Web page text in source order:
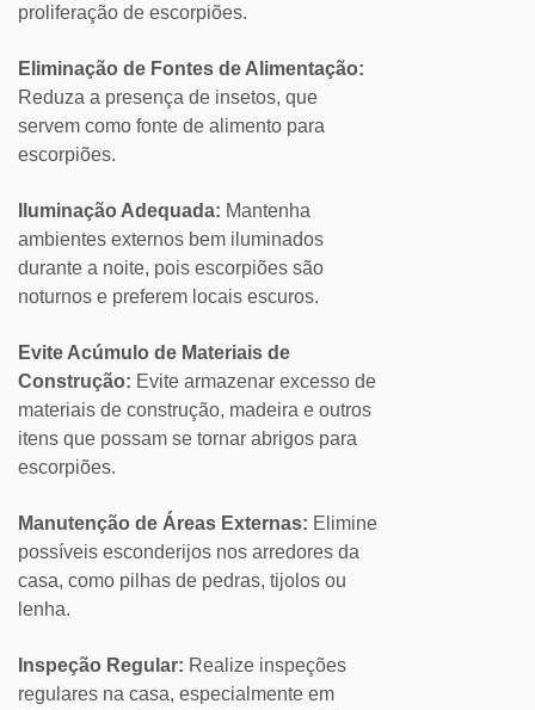
proliferação de escorpiões.
Eliminação de Fontes de Alimentação:
Reduza a presença de insetos, que
servem como fonte de alimento para
escorpiões.
Iluminação Adequada: Mantenha
ambientes externos bem iluminados
durante a noite, pois escorpiões são
noturnos e preferem locais escuros.
Evite Acúmulo de Materiais de
Construção: Evite armazenar excesso de
materiais de construção, madeira e outros
itens que possam se tornar abrigos para
escorpiões.
Manutenção de Áreas Externas: Elimine
possíveis esconderijos nos arredores da
casa, como pilhas de pedras, tijolos ou
lenha.
Inspeção Regular: Realize inspeções
regulares na casa, especialmente em